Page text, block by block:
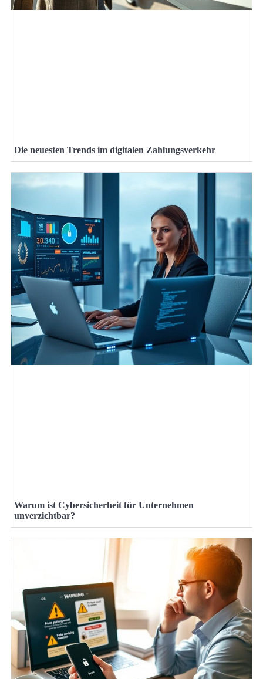
Die neuesten Trends im digitalen Zahlungsverkehr
Warum ist Cybersicherheit für Unternehmen
unverzichtbar?